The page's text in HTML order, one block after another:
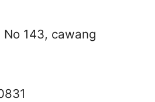
No 143, cawang